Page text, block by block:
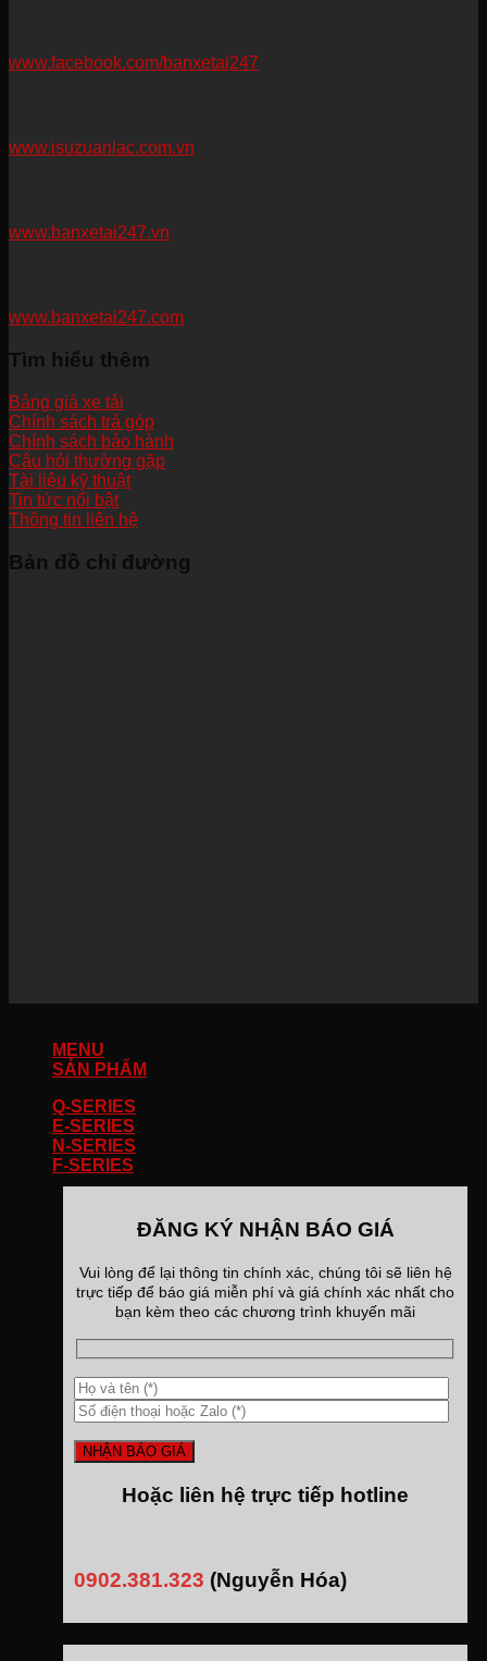
www.facebook.com/banxetai247
www.isuzuanlac.com.vn
www.banxetai247.vn
www.banxetai247.com
Tìm hiểu thêm
Bảng giá xe tải
Chính sách trả góp
Chính sách bảo hành
Câu hỏi thường gặp
Tài liệu kỹ thuật
Tin tức nổi bật
Thông tin liên hệ
Bản đồ chỉ đường
MENU
SẢN PHẨM
Q-SERIES
E-SERIES
N-SERIES
F-SERIES
ĐĂNG KÝ NHẬN BÁO GIÁ
Vui lòng để lại thông tin chính xác, chúng tôi sẽ liên hệ
trực tiếp để báo giá miễn phí và giá chính xác nhất cho
bạn kèm theo các chương trình khuyến mãi
Hoặc liên hệ trực tiếp hotline
0902.381.323 (Nguyễn Hóa)